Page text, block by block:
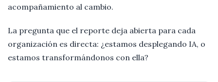
acompañamiento al cambio.
La pregunta que el reporte deja abierta para cada
organización es directa: ¿estamos desplegando IA, o
estamos transformándonos con ella?